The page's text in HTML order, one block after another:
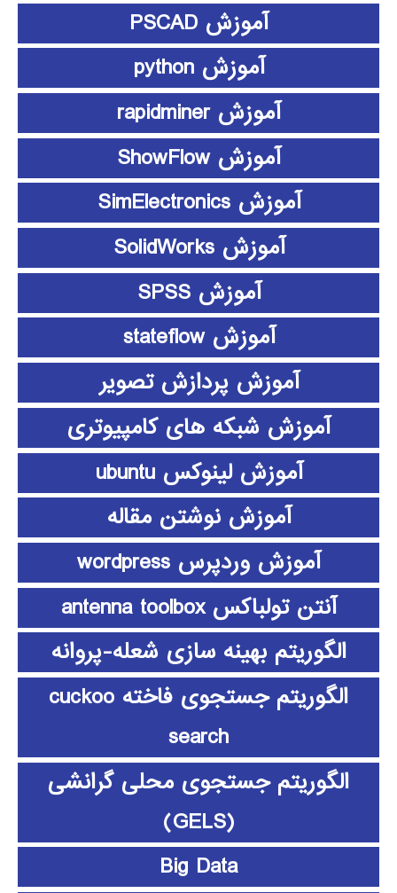
آموزش PSCAD
آموزش python
آموزش rapidminer
آموزش ShowFlow
آموزش SimElectronics
آموزش SolidWorks
آموزش SPSS
آموزش stateflow
آموزش پردازش تصویر
آموزش شبکه های کامپیوتری
آموزش لینوکس ubuntu
آموزش نوشتن مقاله
آموزش وردپرس wordpress
آنتن تولباکس antenna toolbox
الگوریتم بهینه سازی شعله-پروانه
الگوریتم جستجوی فاخته cuckoo
search
الگوریتم جستجوی محلی گرانشی
(GELS)
Big Data